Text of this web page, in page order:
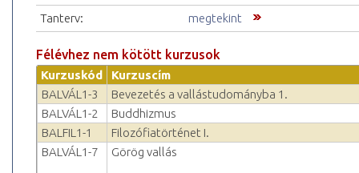
Tanterv:
megtekint
Félévhez nem kötött kurzusok
Kurzuskód
Kurzuscím
BALVÁL1-3
Bevezetés a vallástudományba 1.
BALVÁL1-2
Buddhizmus
BALFIL1-1
Filozófiatörténet I.
BALVÁL1-7
Görög vallás